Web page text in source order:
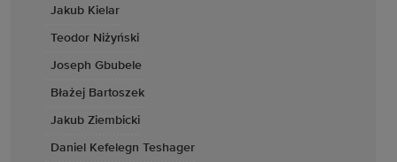
Jakub Kielar
Teodor Niżyński
Joseph Gbubele
Błażej Bartoszek
Jakub Ziembicki
Daniel Kefelegn Teshager